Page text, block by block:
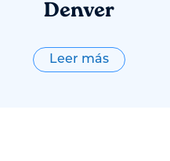
Denver
Leer más